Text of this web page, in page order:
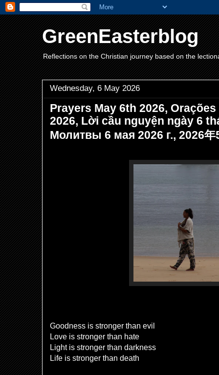
GreenEasterblog
Reflections on the Christian journey based on the
Wednesday, 6 May 2026
Prayers May 6th 2026,
2026, Lời cầu nguyện ngày 6
Молитвы 6 мая 2026 г., 2026年
Goodness is stronger than evil
Love is stronger than hate
Light is stronger than darkness
Life is stronger than death